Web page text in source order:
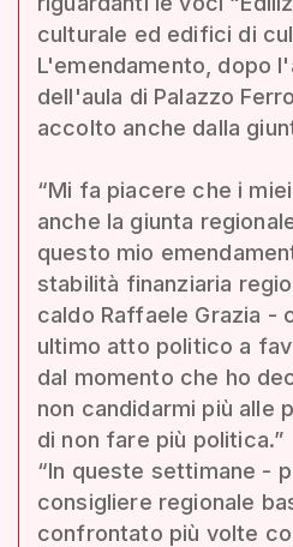
culturale ed edifici di
L'emendamento, dopo
dell'aula di Palazzo
accolto anche dalla
“Mi fa piacere che i
anche la giunta
questo mio
stabilità finanziaria
caldo Raffaele Grazia -
ultimo atto politico a
dal momento che ho
non candidarmi più alle
di non fare più politica.”
“In queste settimane -
consigliere regionale
confrontato più volte